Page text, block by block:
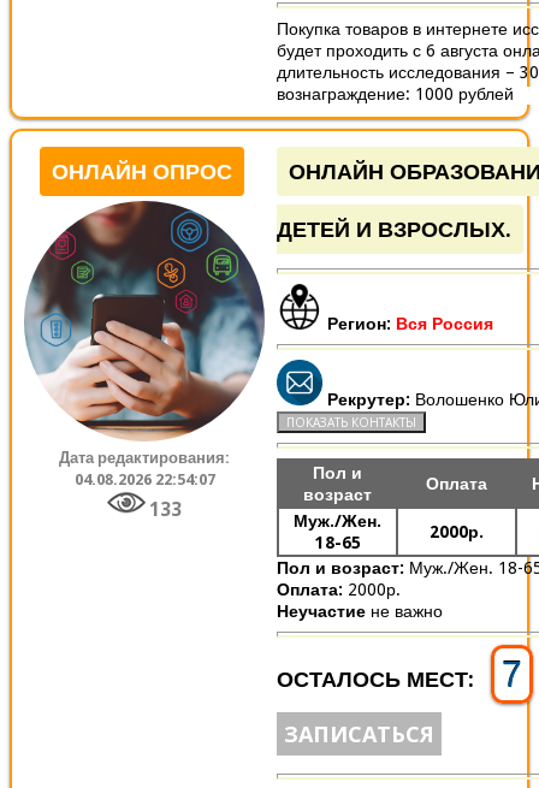
Покупка товаров в интернете
будет проходить с 6 августа
длительность исследования –
вознаграждение: 1000 рублей
ОНЛАЙН ОПРОС
Дата редактирования:
04.08.2026 22:54:07
133
ОНЛАЙН
ДЕТЕЙ И ВЗРОСЛЫХ.
Регион: Вся Россия
Рекрутер: Волошенко
Пол и
возраст
Оплата
Муж./Жен.
18-65
2000р.
Пол и возраст: Муж./Жен. 18-
Оплата: 2000р.
Неучастие не важно
ОСТАЛОСЬ МЕСТ: 7
ЗАПИСАТЬСЯ